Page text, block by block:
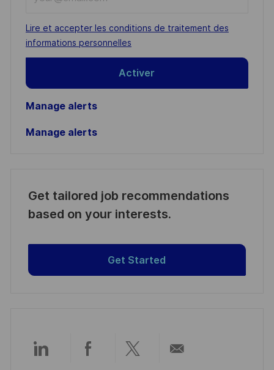
Email
address
(Required)
Required
Lire et accepter les conditions de traitement des
informations personnelles
Activer
Manage alerts
Manage alerts
Get tailored job recommendations
based on your interests.
Get Started
PartagerPartagerPartager